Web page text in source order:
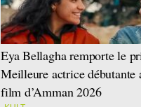
Eya Bellagha remporte le
Meilleure actrice débutante
film d’Amman 2026